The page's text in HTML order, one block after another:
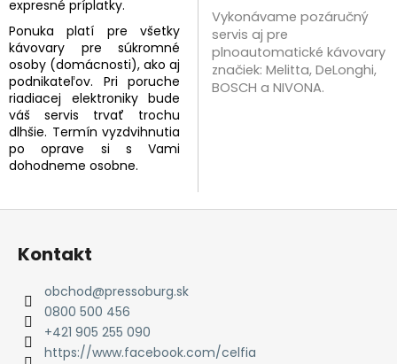
expresné príplatky.
Ponuka platí pre všetky
kávovary pre súkromné
osoby (domácnosti), ako aj
podnikateľov. Pri poruche
riadiacej elektroniky bude
váš servis trvať trochu
dlhšie. Termín vyzdvihnutia
po oprave si s Vami
dohodneme osobne.
Vykonávame pozáručný
servis aj pre
plnoautomatické kávovary
značiek: Melitta, DeLonghi,
BOSCH a NIVONA.
Kontakt
obchod@pressoburg.sk
0800 500 456
+421 905 255 090
https://www.facebook.com/celfia